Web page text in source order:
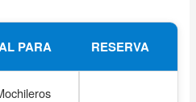
PARA RESERVA